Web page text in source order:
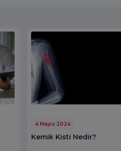
4 Mayıs 2024
Kemik Kisti Nedir?